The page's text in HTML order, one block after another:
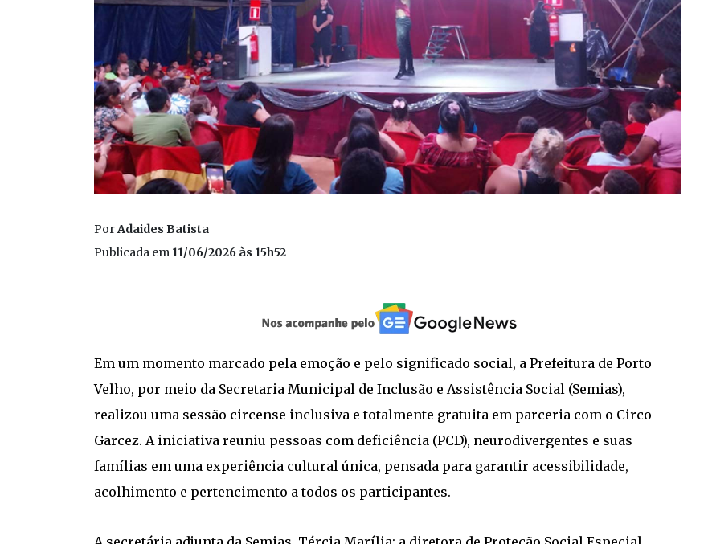
PorAdaides Batista
Publicada em 11/06/2026 às 15h52
Em um momento marcado pela emoção e pelo significado social, a Prefeitura de Porto
Velho, por meio da Secretaria Municipal de Inclusão e Assistência Social (Semias),
realizou uma sessão circense inclusiva e totalmente gratuita em parceria com o Circo
Garcez. A iniciativa reuniu pessoas com deficiência (PCD), neurodivergentes e suas
famílias em uma experiência cultural única, pensada para garantir acessibilidade,
acolhimento e pertencimento a todos os participantes.